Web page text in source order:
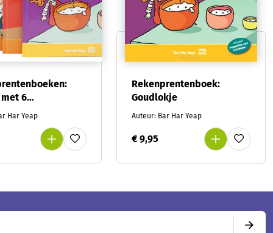
6
voor
Har Yeap
Rekenprentenboek:
Goudlokje
Auteur: Bar Har Yeap
€ 9,95